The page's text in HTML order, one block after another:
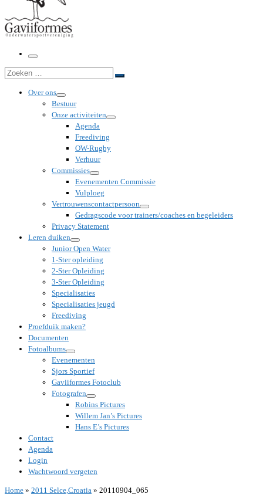
Menu
Zoeken
Zoeken
Over ons
Bestuur
Onze activiteiten
Agenda
Freediving
OW-Rugby
Verhuur
Commissies
Evenementen Commissie
Vulploeg
Vertrouwenscontactpersoon
Gedragscode voor trainers/coaches en begeleiders
Privacy Statement
Leren duiken
Junior Open Water
1-Ster opleiding
2-Ster Opleiding
3-Ster Opleiding
Specialisaties
Specialisaties jeugd
Freediving
Proefduik maken?
Documenten
Fotoalbums
Evenementen
Sjors Sportief
Gaviiformes Fotoclub
Fotografen
Robins Pictures
Willem Jan’s Pictures
Hans E’s Pictures
Contact
Agenda
Login
Wachtwoord vergeten
Home » 2011 Selce,Croatia » 20110904_065